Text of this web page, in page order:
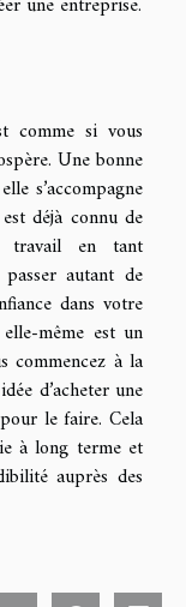
comme si vous
Une bonne
s’accompagne
déjà connu de
travail en tant
autant de
dans votre
même est un
commencez à la
d’acheter une
le faire. Cela
à long terme et
auprès des